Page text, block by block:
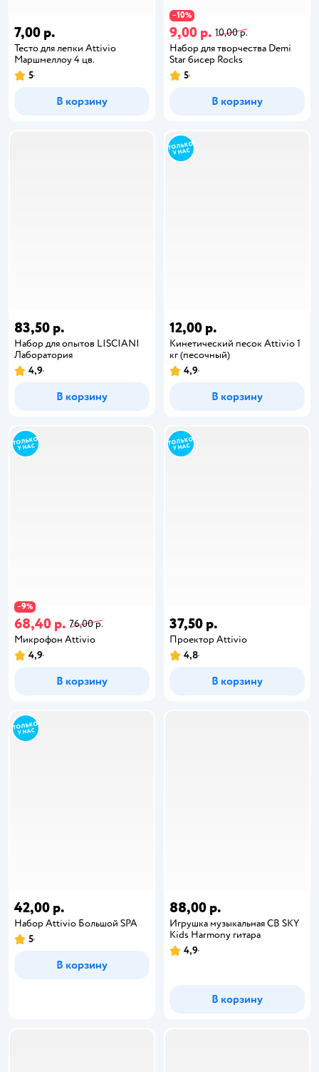
7,00 р.
Тесто для лепки Attivio
Маршмеллоу 4 цв.
5
В корзину
−10%
9,00 р. 10,00 р.
Набор для творчества Demi
Star бисер Rocks
5
В корзину
83,50 р.
Набор для опытов LISCIANI
Лаборатория
4,9
В корзину
12,00 р.
Кинетический песок Attivio 1
кг (песочный)
4,9
В корзину
−9%
68,40 р. 76,00 р.
Микрофон Attivio
4,9
В корзину
37,50 р.
Проектор Attivio
4,8
В корзину
42,00 р.
Набор Attivio Большой SPA
5
В корзину
88,00 р.
Игрушка музыкальная CB SKY
Kids Harmony гитара
4,9
В корзину